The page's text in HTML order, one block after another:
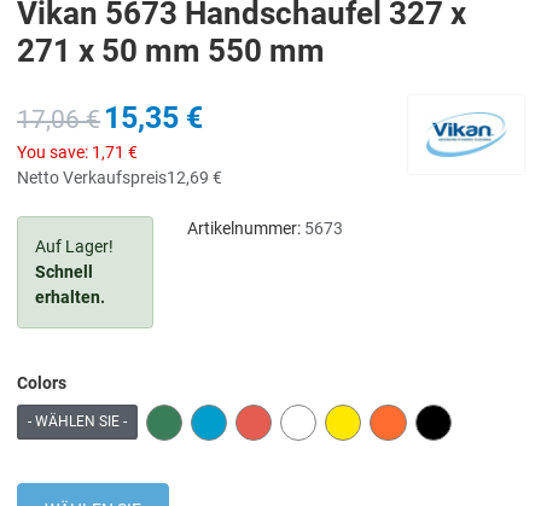
Vikan 5673 Handschaufel 327 x
271 x 50 mm 550 mm
17,06 € 15,35 €
You save: 1,71 €
Netto Verkaufspreis12,69 €
Auf Lager!
Schnell
erhalten.
Artikelnummer: 5673
Colors
- WÄHLEN SIE - GREEN BLUE RED WHITE YELLOW ORANGEBLACK